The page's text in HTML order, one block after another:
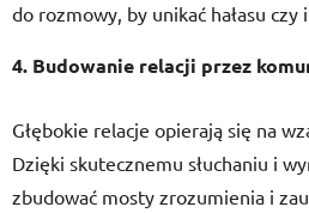
do rozmowy, by unikać hałasu czy
4. Budowanie relacji przez
Głębokie relacje opierają się na
Dzięki skutecznemu słuchaniu i
zbudować mosty zrozumienia i